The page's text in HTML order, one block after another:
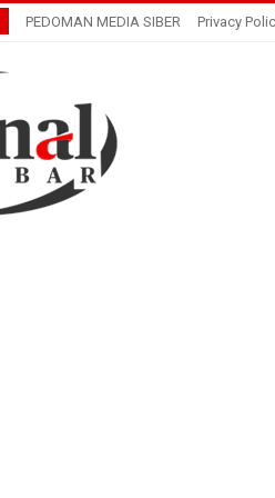
PEDOMAN MEDIA SIBER Privacy